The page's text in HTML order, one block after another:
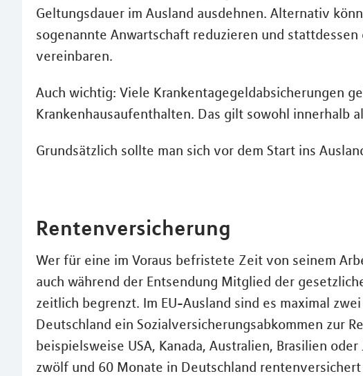
Geltungsdauer im Ausland ausdehnen. Alternativ
sogenannte Anwartschaft reduzieren und stattdessen
vereinbaren.
Auch wichtig: Viele Krankentagegeldabsicherungen
Krankenhausaufenthalten. Das gilt sowohl innerhalb
Grundsätzlich sollte man sich vor dem Start ins
Rentenversicherung
Wer für eine im Voraus befristete Zeit von seinem
auch während der Entsendung Mitglied der
zeitlich begrenzt. Im EU-Ausland sind es maximal
Deutschland ein Sozialversicherungsabkommen zur
beispielsweise USA, Kanada, Australien, Brasilien
zwölf und 60 Monate in Deutschland